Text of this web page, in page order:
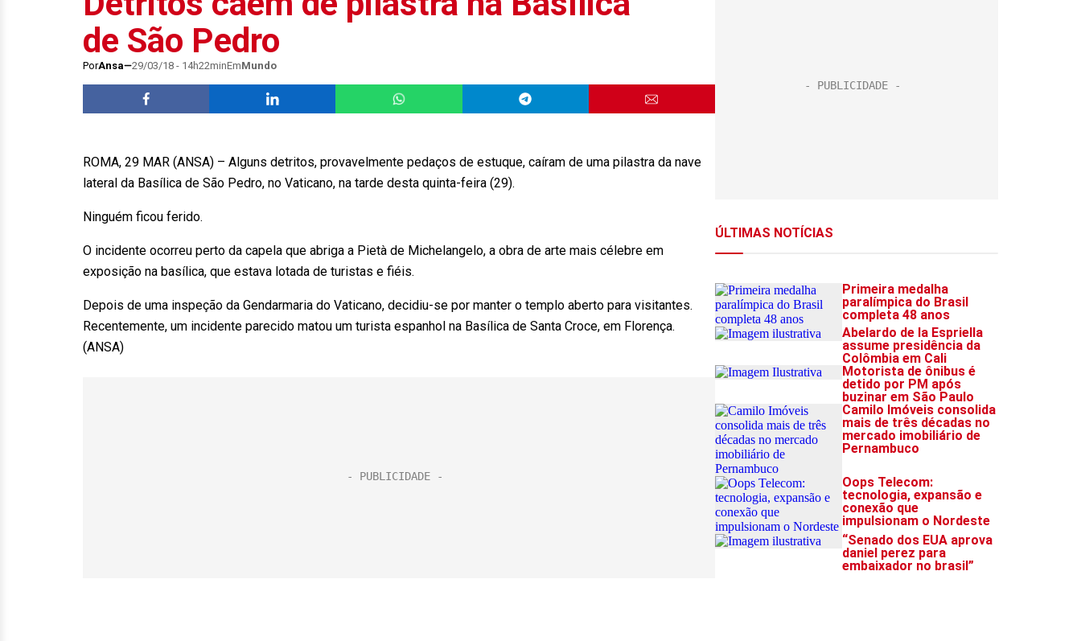
de São Pedro
PorAnsa 29/03/18 - 14h22minEmMundo
ROMA, 29 MAR (ANSA) – Alguns detritos, provavelmente pedaços de estuque, caíram de uma pilastra da nave
lateral da Basílica de São Pedro, no Vaticano, na tarde desta quinta-feira (29).
Ninguém ficou ferido.
O incidente ocorreu perto da capela que abriga a Pietà de Michelangelo, a obra de arte mais célebre em
exposição na basílica, que estava lotada de turistas e fiéis.
Depois de uma inspeção da Gendarmaria do Vaticano, decidiu-se por manter o templo aberto para visitantes.
Recentemente, um incidente parecido matou um turista espanhol na Basílica de Santa Croce, em Florença.
(ANSA)